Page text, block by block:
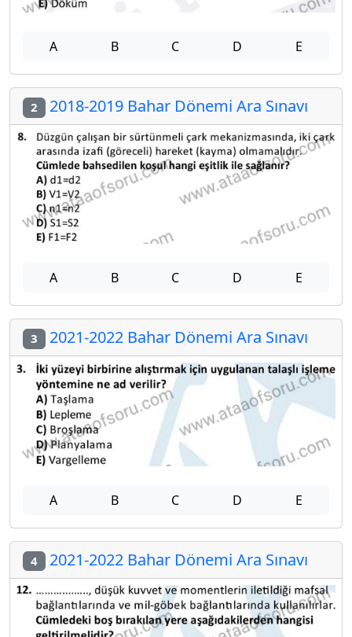
A B C D E
2 2018-2019 Bahar Dönemi Ara Sınavı
A B C D E
3 2021-2022 Bahar Dönemi Ara Sınavı
A B C D E
4 2021-2022 Bahar Dönemi Ara Sınavı